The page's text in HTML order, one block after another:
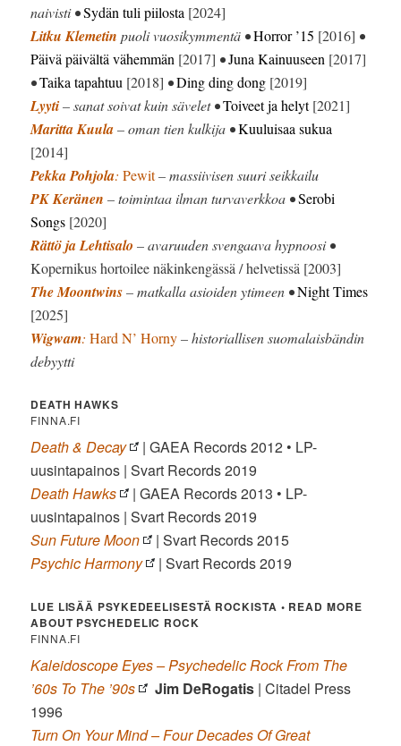
naivisti •Sydän tuli piilosta [2024]
Litku Klemetin puoli vuosikymmentä •Horror ’15 [2016] •
Päivä päivältä vähemmän [2017] •Juna Kainuuseen [2017]
•Taika tapahtuu [2018] •Ding ding dong [2019]
Lyyti– sanat soivat kuin sävelet •Toiveet ja helyt[2021]
Maritta Kuula– oman tien kulkija •Kuuluisaa sukua
[2014]
Pekka Pohjola:Pewit– massiivisen suuri seikkailu
PK Keränen – toimintaa ilman turvaverkkoa •Serobi
Songs [2020]
Rättö ja Lehtisalo – avaruuden svengaava hypnoosi •
Kopernikus hortoilee näkinkengässä / helvetissä [2003]
The Moontwins– matkalla asioiden ytimeen •Night Times
[2025]
Wigwam:Hard N’ Horny– historiallisen suomalaisbändin
debyytti
DEATH HAWKS
FINNA.FI
Death & Decay
| GAEA Records 2012 • LP-
uusintapainos | Svart Records 2019
Death Hawks
| GAEA Records 2013 • LP-
uusintapainos | Svart Records 2019
Sun Future Moon
|Svart Records 2015
Psychic Harmony
| Svart Records 2019
LUE LISÄÄ PSYKEDEELISESTÄ ROCKISTA • READ MORE
ABOUT PSYCHEDELIC ROCK
FINNA.FI
Kaleidoscope Eyes – Psychedelic Rock From The
’60s To The ’90s
Jim DeRogatis | Citadel Press
1996
Turn On Your Mind – Four Decades Of Great